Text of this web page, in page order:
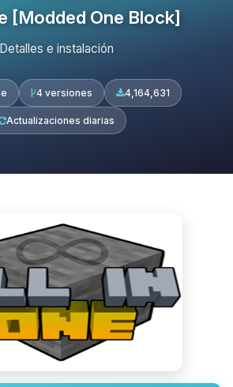
[Modded One Block]
Detalles e instalación
4 versiones 4,164,631
Actualizaciones diarias